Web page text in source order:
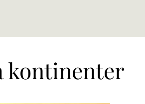
kontinenter